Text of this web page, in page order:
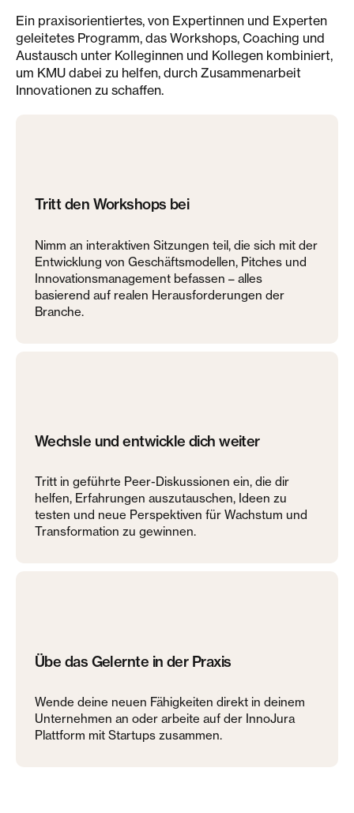
Ein praxisorientiertes, von Expertinnen und Experten
geleitetes Programm, das Workshops, Coaching und
Austausch unter Kolleginnen und Kollegen kombiniert,
um KMU dabei zu helfen, durch Zusammenarbeit
Innovationen zu schaffen.
Tritt den Workshops bei
Nimm an interaktiven Sitzungen teil, die sich mit der
Entwicklung von Geschäftsmodellen, Pitches und
Innovationsmanagement befassen – alles
basierend auf realen Herausforderungen der
Branche.
Wechsle und entwickle dich weiter
Tritt in geführte Peer-Diskussionen ein, die dir
helfen, Erfahrungen auszutauschen, Ideen zu
testen und neue Perspektiven für Wachstum und
Transformation zu gewinnen.
Übe das Gelernte in der Praxis
Wende deine neuen Fähigkeiten direkt in deinem
Unternehmen an oder arbeite auf der InnoJura
Plattform mit Startups zusammen.